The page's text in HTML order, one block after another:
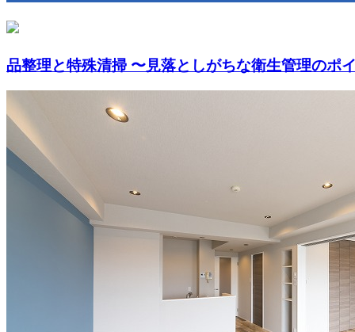
品整理と特殊清掃 〜見落としがちな衛生管理のポ